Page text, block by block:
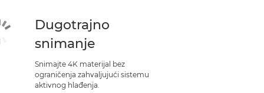
Dugotrajno
snimanje
Snimajte 4K materijal bez
ograničenja zahvaljujući sistemu
aktivnog hlađenja.